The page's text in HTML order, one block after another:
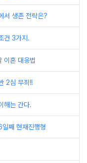
서 생존 전략은?
건 3가지.
이혼 대응법
2심 무죄!!
해는 간다.
째 현재진행형